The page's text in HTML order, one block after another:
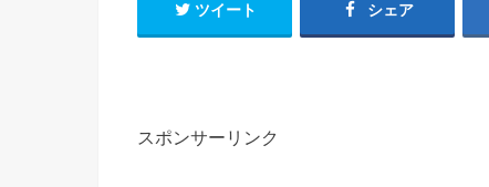
ツイート シェア
スポンサーリンク